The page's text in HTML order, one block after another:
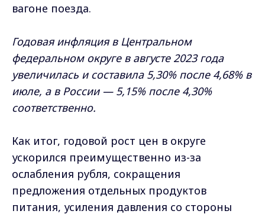
вагоне поезда.
Годовая инфляция в Центральном
федеральном округе в августе 2023 года
увеличилась и составила 5,30% после 4,68% в
июле, а в России — 5,15% после 4,30%
соответственно.
Как итог, годовой рост цен в округе
ускорился преимущественно из-за
ослабления рубля, сокращения
предложения отдельных продуктов
питания, усиления давления со стороны